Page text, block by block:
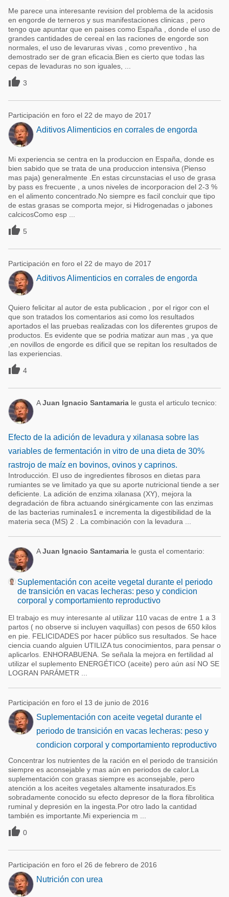
Me parece una interesante revision del problema de la acidosis
en engorde de terneros y sus manifestaciones clinicas , pero
tengo que apuntar que en paises como España , donde el uso de
grandes cantidades de cereal en las raciones de engorde son
normales, el uso de levaruras vivas , como preventivo , ha
demostrado ser de gran eficacia.Bien es cierto que todas las
cepas de levaduras no son iguales, ...
 3
Participación en foro el 22 de mayo de 2017
Aditivos Alimenticios en corrales de engorda
Mi experiencia se centra en la produccion en España, donde es
bien sabido que se trata de una produccion intensiva (Pienso
mas paja) generalmente .En estas circunstacias el uso de grasa
by pass es frecuente , a unos niveles de incorporacion del 2-3 %
en el alimento concentrado.No siempre es facil concluir que tipo
de estas grasas se comporta mejor, si Hidrogenadas o jabones
calcicosComo esp ...
 5
Participación en foro el 22 de mayo de 2017
Aditivos Alimenticios en corrales de engorda
Quiero felicitar al autor de esta publicacion , por el rigor con el
que son tratados los comentarios asi como los resultados
aportados el las pruebas realizadas con los diferentes grupos de
productos. Es evidente que se podria matizar aun mas , ya que
,en novillos de engorde es dificil que se repitan los resultados de
las experiencias.
 4
AJuan Ignacio Santamaria le gusta el articulo tecnico:
Efecto de la adición de levadura y xilanasa sobre las
variables de fermentación in vitro de una dieta de 30%
rastrojo de maíz en bovinos, ovinos y caprinos.
Introducción. El uso de ingredientes fibrosos en dietas para
rumiantes se ve limitado ya que su aporte nutricional tiende a ser
deficiente. La adición de enzima xilanasa (XY), mejora la
degradación de fibra actuando sinérgicamente con las enzimas
de las bacterias ruminales1 e incrementa la digestibilidad de la
materia seca (MS) 2 . La combinación con la levadura ...
AJuan Ignacio Santamaria le gusta el comentario:
Suplementación con aceite vegetal durante el periodo
de transición en vacas lecheras: peso y condicion
corporal y comportamiento reproductivo
El trabajo es muy interesante al utilizar 110 vacas de entre 1 a 3
partos ( no observe si incluyen vaquillas) con pesos de 650 kilos
en pie. FELICIDADES por hacer público sus resultados. Se hace
ciencia cuando alguien UTILIZA tus conocimientos, para pensar o
aplicarlos. ENHORABUENA. Se señala la mejora en fertilidad al
utilizar el suplemento ENERGÉTICO (aceite) pero aún así NO SE
LOGRAN PARÁMETR ...
Participación en foro el 13 de junio de 2016
Suplementación con aceite vegetal durante el
periodo de transición en vacas lecheras: peso y
condicion corporal y comportamiento reproductivo
Concentrar los nutrientes de la ración en el periodo de transición
siempre es aconsejable y mas aún en periodos de calor.La
suplementación con grasas siempre es aconsejable, pero
atención a los aceites vegetales altamente insaturados.Es
sobradamente conocido su efecto depresor de la flora fibrolitica
ruminal y depresión en la ingesta.Por otro lado la cantidad
también es importante.Mi experiencia m ...
 0
Participación en foro el 26 de febrero de 2016
Nutrición con urea